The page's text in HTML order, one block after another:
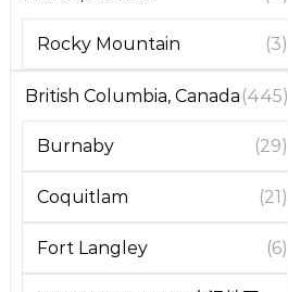
Rocky Mountain (3)
British Columbia, Canada (445)
Burnaby (29)
Coquitlam (21)
Fort Langley (6)